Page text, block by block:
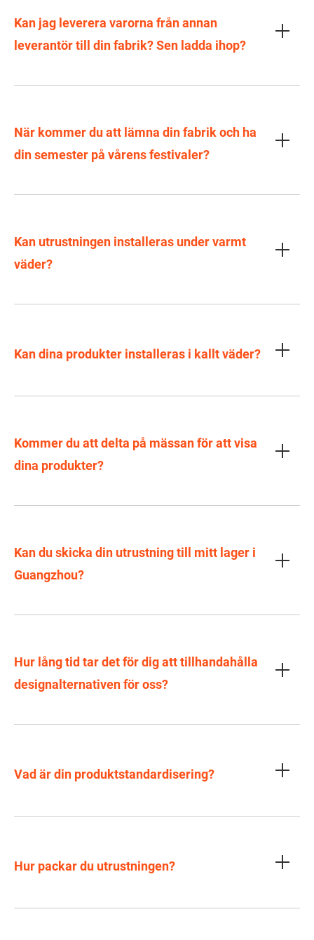
Kan jag leverera varorna från annan
leverantör till din fabrik? Sen ladda ihop?
När kommer du att lämna din fabrik och ha
din semester på vårens festivaler?
Kan utrustningen installeras under varmt
väder?
Kan dina produkter installeras i kallt väder?
Kommer du att delta på mässan för att visa
dina produkter?
Kan du skicka din utrustning till mitt lager i
Guangzhou?
Hur lång tid tar det för dig att tillhandahålla
designalternativen för oss?
Vad är din produktstandardisering?
Hur packar du utrustningen?